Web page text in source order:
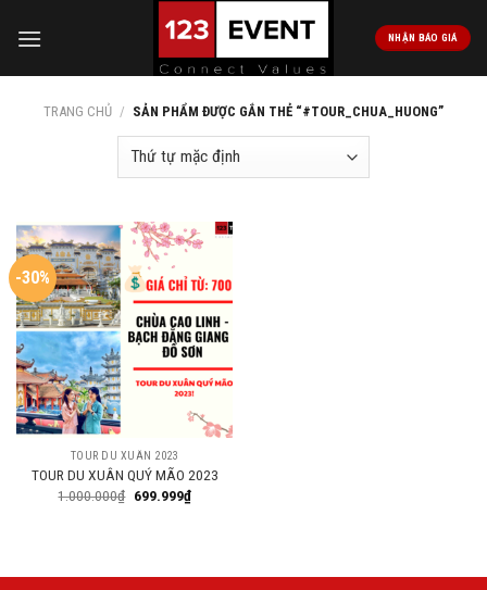
NHẬN BÁO GIÁ
TRANG CHỦ / SẢN PHẨM ĐƯỢC GẮN THẺ “#TOUR_CHUA_HUONG”
-30%
TOUR DU XUÂN 2023
TOUR DU XUÂN QUÝ MÃO 2023
1.000.000₫ 699.999₫